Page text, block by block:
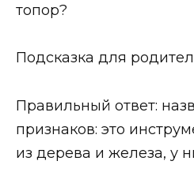
топор?
Подсказка для
Правильный ответ:
признаков: это
из дерева и железа, у